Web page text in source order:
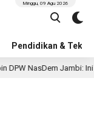
Pendidikan &
Minggu, 09 Agu 2026
Jambi: Ini Daftar